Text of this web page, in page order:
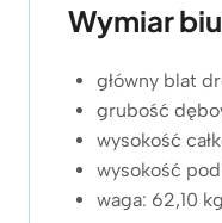
Wymiar
główny blat
grubość
wysokość
wysokość
waga: 62,10 kg